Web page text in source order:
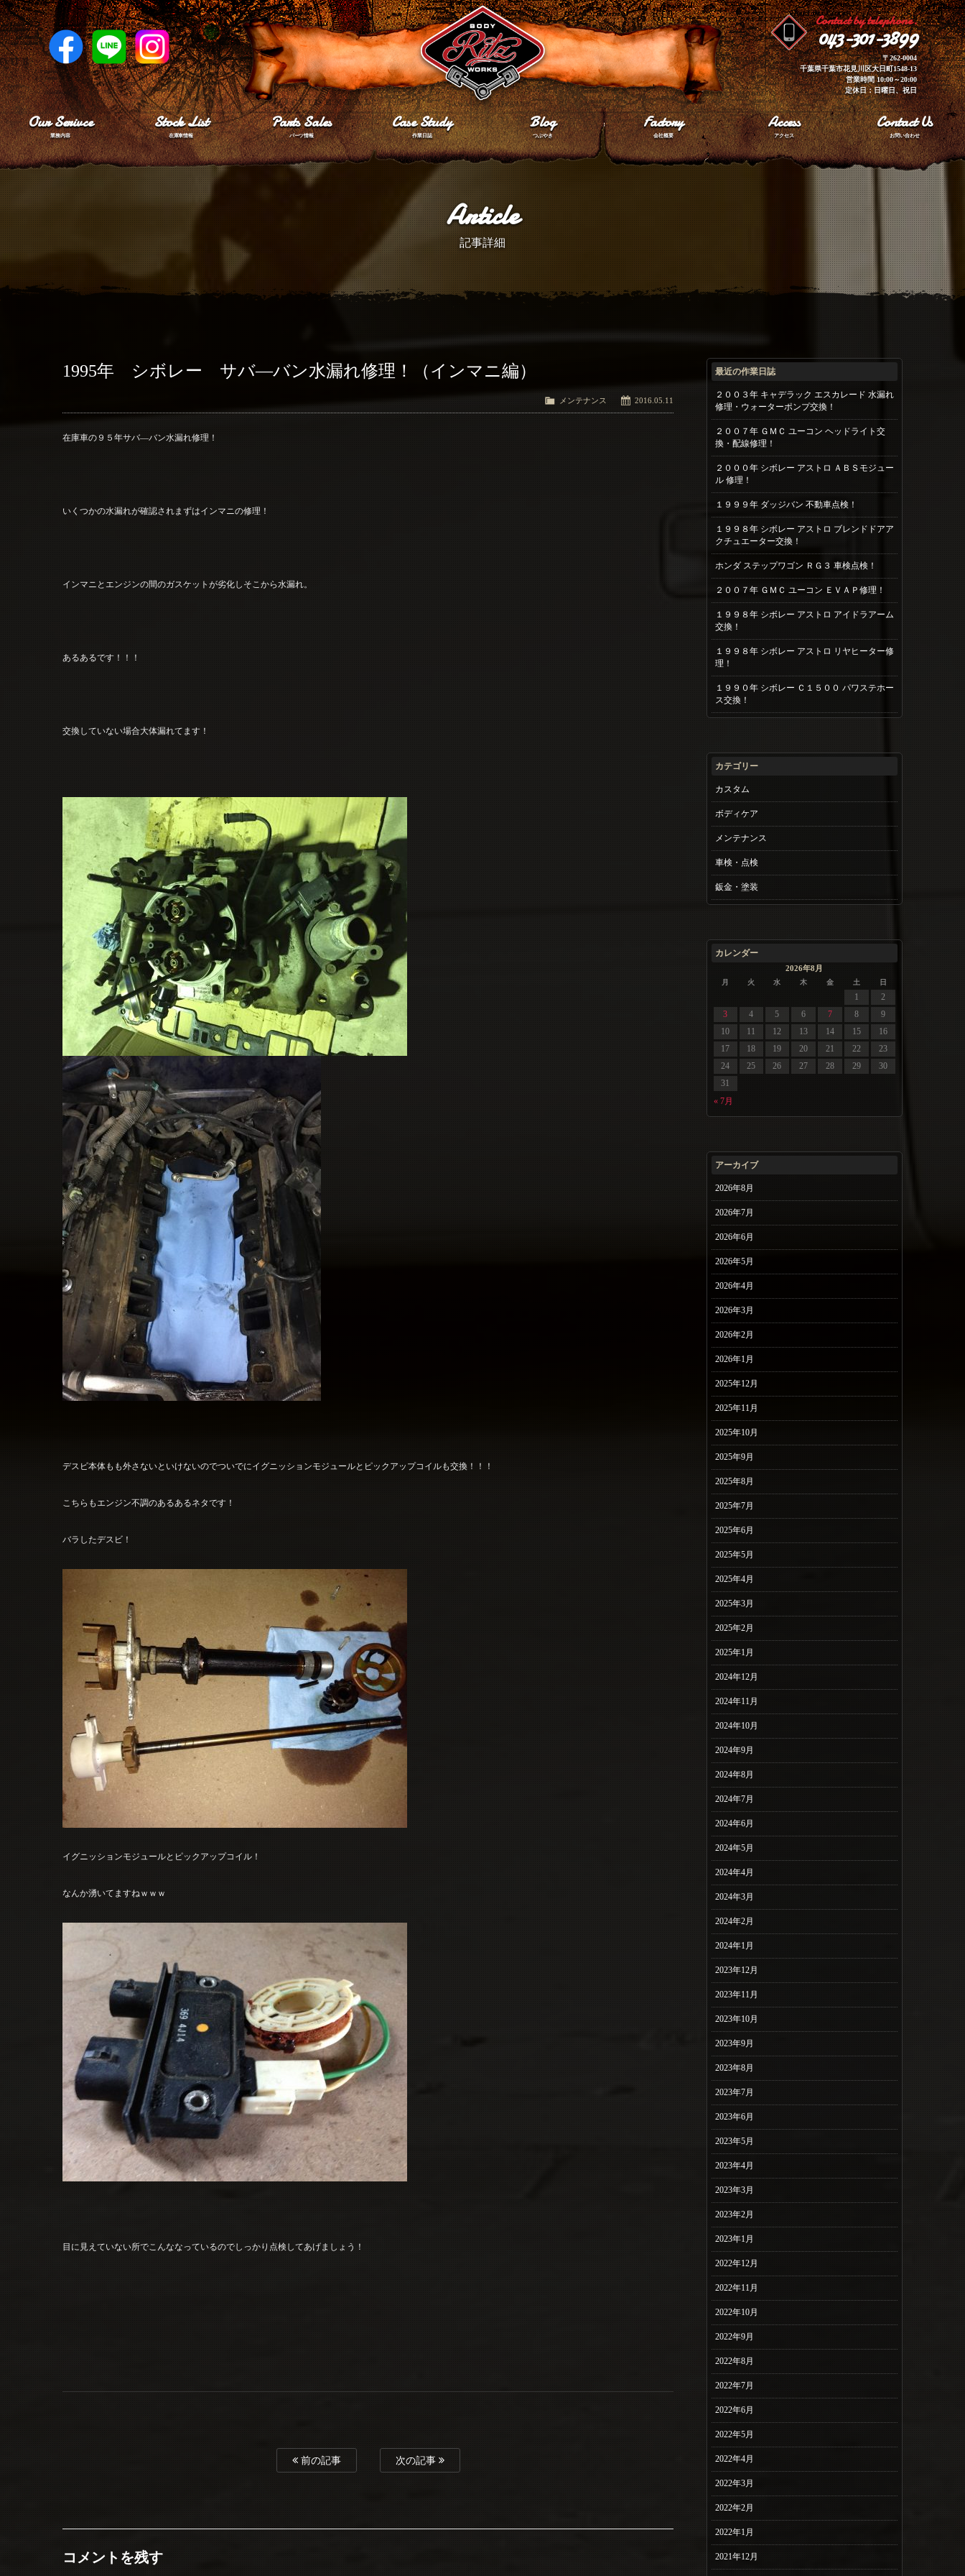
Contact by telephone.
043-301-3899
〒262-0004
千葉県千葉市花見川区大日町1548-13
営業時間 10:00～20:00
定休日：日曜日、祝日
Our Serivce
業務内容
Stock List
在庫車情報
Parts Sales
パーツ情報
Case Study
作業日誌
Blog
つぶやき
Factory
会社概要
Access
アクセス
Contact Us
お問い合わせ
Article
記事詳細
1995年 シボレー サバ―バン水漏れ修理！（インマニ編）
2016.05.11
メンテナンス
在庫車の９５年サバ―バン水漏れ修理！
いくつかの水漏れが確認されまずはインマニの修理！
インマニとエンジンの間のガスケットが劣化しそこから水漏れ。
あるあるです！！！
交換していない場合大体漏れてます！
デスビ本体もも外さないといけないのでついでにイグニッションモジュールとピックアップコイルも交換！！！
こちらもエンジン不調のあるあるネタです！
バラしたデスビ！
イグニッションモジュールとピックアップコイル！
なんか湧いてますねｗｗｗ
目に見えていない所でこんななっているのでしっかり点検してあげましょう！
前の記事 次の記事
コメントを残す
最近の作業日誌
２００３年 キャデラック エスカレード 水漏れ
修理・ウォーターポンプ交換！
２００７年 ＧＭＣ ユーコン ヘッドライト交
換・配線修理！
２０００年 シボレー アストロ ＡＢＳモジュー
ル 修理！
１９９９年 ダッジバン 不動車点検！
１９９８年 シボレー アストロ ブレンドドアア
クチュエーター交換！
ホンダ ステップワゴン ＲＧ３ 車検点検！
２００７年 ＧＭＣ ユーコン ＥＶＡＰ修理！
１９９８年 シボレー アストロ アイドラアーム
交換！
１９９８年 シボレー アストロ リヤヒーター修
理！
１９９０年 シボレー Ｃ１５００ パワステホー
ス交換！
カテゴリー
カスタム
ボディケア
メンテナンス
車検・点検
鈑金・塗装
カレンダー
2026年8月
月 火 水 木 金 土 日
« 7月
1
2
3
4 5 6 7 8
9
10
11 12 13 14 15
16
17
18 19 20 21 22
23
24
25 26 27 28 29
30
31
アーカイブ
2026年8月
2026年7月
2026年6月
2026年5月
2026年4月
2026年3月
2026年2月
2026年1月
2025年12月
2025年11月
2025年10月
2025年9月
2025年8月
2025年7月
2025年6月
2025年5月
2025年4月
2025年3月
2025年2月
2025年1月
2024年12月
2024年11月
2024年10月
2024年9月
2024年8月
2024年7月
2024年6月
2024年5月
2024年4月
2024年3月
2024年2月
2024年1月
2023年12月
2023年11月
2023年10月
2023年9月
2023年8月
2023年7月
2023年6月
2023年5月
2023年4月
2023年3月
2023年2月
2023年1月
2022年12月
2022年11月
2022年10月
2022年9月
2022年8月
2022年7月
2022年6月
2022年5月
2022年4月
2022年3月
2022年2月
2022年1月
2021年12月